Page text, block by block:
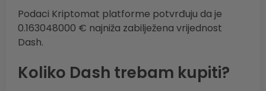
Podaci Kriptomat platforme potvrđuju da je
0.163048000 € najniža zabilježena vrijednost
Dash.
Koliko Dash trebam kupiti?